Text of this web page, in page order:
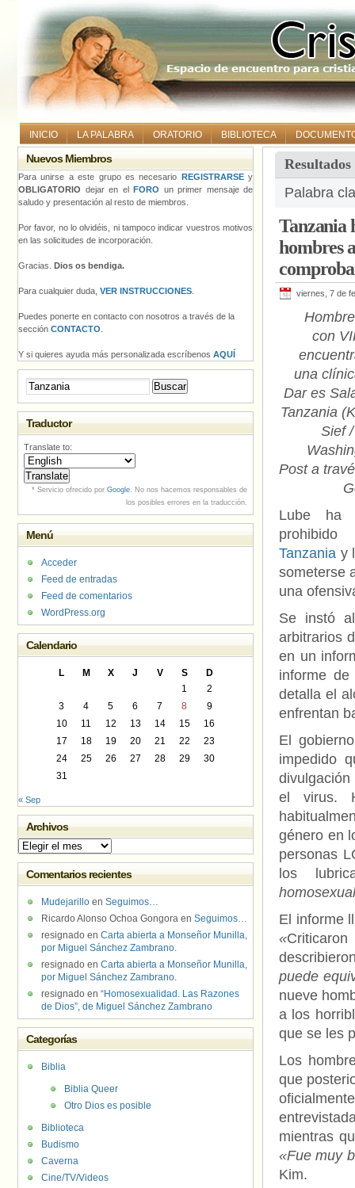
INICIO LA PALABRA ORATORIO BIBLIOTECA
Palabra
Tanzania
hombres
viernes, 7 de
con
una
Dar es
Tanzania
Sief
Post a
Lube ha
Tanzania y
someterse
una
Se instó
arbitrarios
en un
informe
detalla el
enfrentan
El
impedido
el virus.
género en
personas
los
El informe
«
puede
nueve
a los
que se les
Los
que
mientras
«Fue muy
Kim.
Nuevos Miembros
Para unirse a este grupo es necesario REGISTRARSEy
OBLIGATORIO dejar en el FORO un primer mensaje de
saludo y presentación al resto de miembros.
Por favor, no lo olvidéis, ni tampoco indicar vuestros motivos
en las solicitudes de incorporación.
Gracias. Dios os bendiga.
Para cualquier duda, VER INSTRUCCIONES
Puedes ponerte en contacto con nosotros a través de la
sección CONTACTO
Y si quieres ayuda más personalizada escríbenos AQUÍ
Buscar:
Traductor
Translate to:
* Servicio ofrecido por Google. No nos hacemos responsables de
los posibles errores en la traducción.
Menú
Acceder
Feed de entradas
Feed de comentarios
WordPress.org
Calendario
L M X J V S
D
1
2
3
4 5 6 7 8
9
10
11 12 13 14 15
16
17
18 19 20 21 22
23
24
25 26 27 28 29
30
31
« Sep
Archivos
Archivos
Comentarios recientes
Mudejarillo en Seguimos…
Ricardo Alonso Ochoa Gongora en Seguimos…
resignado en Carta abierta a Monseñor Munilla,
por Miguel Sánchez Zambrano.
resignado en Carta abierta a Monseñor Munilla,
por Miguel Sánchez Zambrano.
resignado en “Homosexualidad. Las Razones
de Dios”, de Miguel Sánchez Zambrano
Categorías
Biblia
Biblia Queer
Otro Dios es posible
Biblioteca
Budismo
Caverna
Cine/TV/Videos